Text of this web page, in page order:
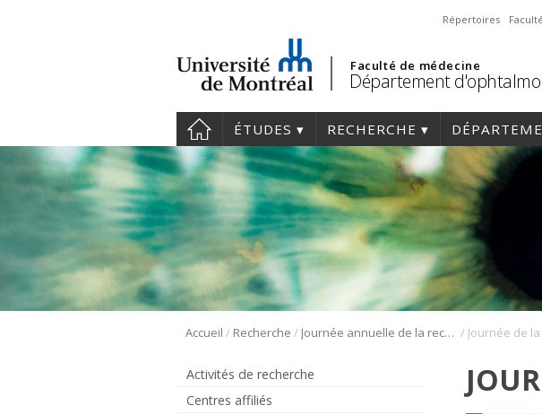
Répertoires
Faculté de médecine
Département
ÉTUDES RECHERCHE
Accueil / Recherche / Journée annuelle de la recherche en ophtalmologie de l’Université de Montréal / Journée de
Activités de recherche
Centres affiliés